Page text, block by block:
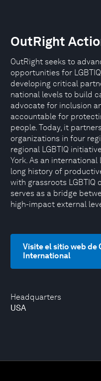
Headquarters
USA
OutRight
OutRight seeks to
opportunities for
developing critical
national levels to build
advocate for inclusion
accountable for
people. Today, it
organizations in four
regional LGBTIQ
York. As an international
long history of
with grassroots LGBTIQ
serves as a bridge
high-impact external
Visite el sitio web de
International